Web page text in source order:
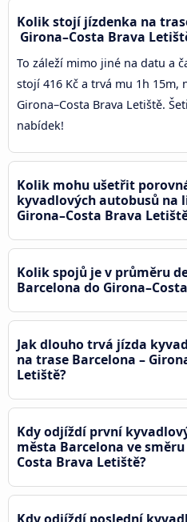
Kolik stojí jízdenka na
Girona–Costa Brava
To záleží mimo jiné na datu a
stojí 416 Kč a trvá mu 1h 15m,
Girona–Costa Brava Letiště.
nabídek!
Kolik mohu ušetřit
kyvadlových autobusů na
Girona–Costa Brava
Kolik spojů je v průměru
Barcelona do
Jak dlouho trvá jízda
na trase Barcelona –
Letiště?
Kdy odjíždí první
města Barcelona ve
Costa Brava Letiště?